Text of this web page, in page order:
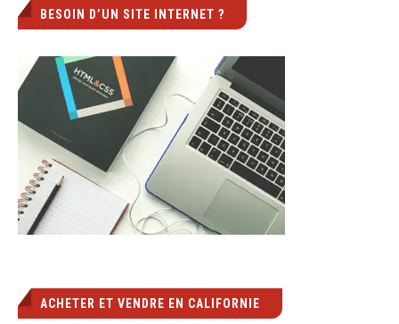
BESOIN D’UN SITE INTERNET ?
ACHETER ET VENDRE EN CALIFORNIE